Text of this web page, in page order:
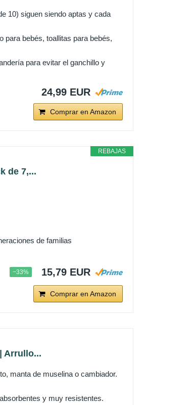
10) siguen siendo aptas y cada
para bebés, toallitas para bebés,
para evitar el ganchillo y
24,99 EUR
Comprar en Amazon
REBAJAS
de 7,...
de familias
−33% 15,79 EUR
Comprar en Amazon
Arrullo...
manta de muselina o cambiador.
y muy resistentes.